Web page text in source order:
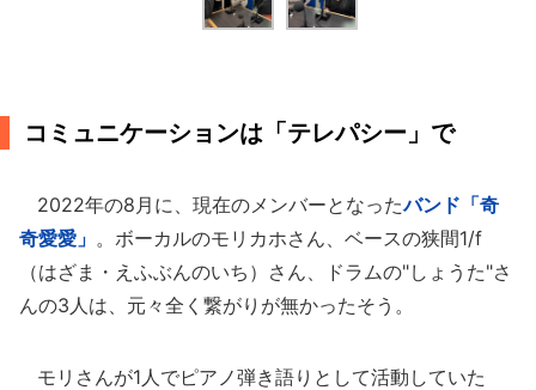
コミュニケーションは「テレパシー」で
2022年の8月に、現在のメンバーとなったバンド「奇
奇愛愛」 。ボーカルのモリカホさん、ベースの狭間1/f
（はざま・えふぶんのいち）さん、ドラムの"しょうた"さ
んの3人は、元々全く繋がりが無かったそう。
モリさんが1人でピアノ弾き語りとして活動していた